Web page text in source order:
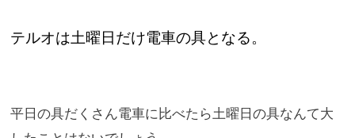
テルオは土曜日だけ電車の具となる。
平日の具だくさん電車に比べたら土曜日の具なんて大